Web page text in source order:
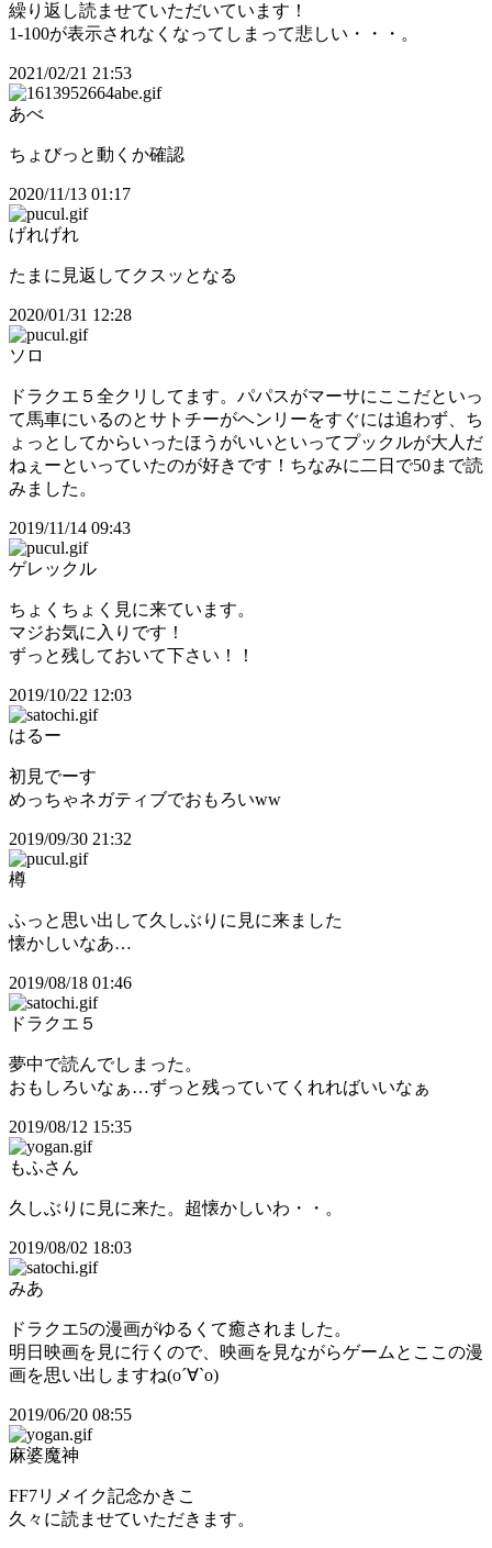
繰り返し読ませていただいています！
1-100が表示されなくなってしまって悲しい・・・。
2021/02/21 21:53
あべ
ちょびっと動くか確認
2020/11/13 01:17
げれげれ
たまに見返してクスッとなる
2020/01/31 12:28
ソロ
ドラクエ５全クリしてます。パパスがマーサにここだといっ
て馬車にいるのとサトチーがヘンリーをすぐには追わず、ち
ょっとしてからいったほうがいいといってプックルが大人だ
ねぇーといっていたのが好きです！ちなみに二日で50まで読
みました。
2019/11/14 09:43
ゲレックル
ちょくちょく見に来ています。
マジお気に入りです！
ずっと残しておいて下さい！！
2019/10/22 12:03
はるー
初見でーす
めっちゃネガティブでおもろいww
2019/09/30 21:32
樽
ふっと思い出して久しぶりに見に来ました
懐かしいなあ…
2019/08/18 01:46
ドラクエ５
夢中で読んでしまった。
おもしろいなぁ…ずっと残っていてくれればいいなぁ
2019/08/12 15:35
もふさん
久しぶりに見に来た。超懐かしいわ・・。
2019/08/02 18:03
みあ
ドラクエ5の漫画がゆるくて癒されました。
明日映画を見に行くので、映画を見ながらゲームとここの漫
画を思い出しますね(о´∀`о)
2019/06/20 08:55
麻婆魔神
FF7リメイク記念かきこ
久々に読ませていただきます。